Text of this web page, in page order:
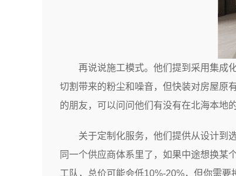
再说说施工模式。他们提到采用集成
切割带来的粉尘和噪音，但快装对房屋原
的朋友，可以问问他们有没有在北海本地
关于定制化服务，他们提供从设计到
同一个供应商体系里了，如果中途想换某
工队，总价可能会低10%-20%，但你需要